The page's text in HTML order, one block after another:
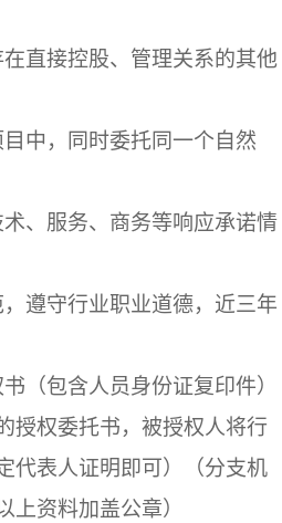
直接控股、管理关系的其他
中，同时委托同一个自然
、服务、商务等响应承诺情
遵守行业职业道德，近三年
（包含人员身份证复印件）
授权委托书，被授权人将行
代表人证明即可）（分支机
资料加盖公章）